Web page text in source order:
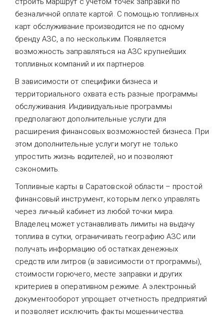
безналичной оплате картой. С помощью топливных
карт обслуживание производится не по одному
бренду АЗС, а по нескольким. Появляется
возможность заправляться на АЗС крупнейших
топливных компаний и их партнеров.
В зависимости от специфики бизнеса и
территориального охвата есть разные программы
обслуживания. Индивидуальные программы
предполагают дополнительные услуги для
расширения финансовых возможностей бизнеса. При
этом дополнительные услуги могут не только
упростить жизнь водителей, но и позволяют
сэкономить.
Топливные карты в Саратовской области – простой
финансовый инструмент, которым легко управлять
через личный кабинет из любой точки мира.
Владелец может устанавливать лимиты на выдачу
топлива в сутки, ограничивать географию АЗС или
получать информацию об остатках денежных
средств или литров (в зависимости от программы),
стоимости горючего, месте заправки и других
критериев в оперативном режиме. А электронный
документооборот упрощает отчетность предприятий
и позволяет исключить факты мошенничества.